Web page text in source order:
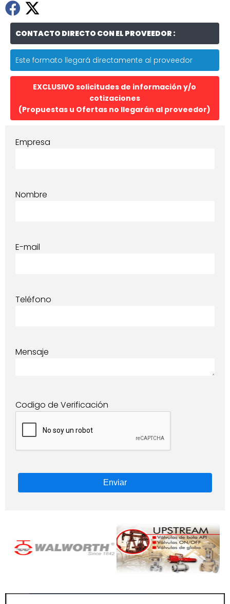
CONTACTO DIRECTO CON EL PROVEEDOR :
Este formato llegará directamente al proveedor
EXCLUSIVO solicitudes de información y/o
cotizaciones
(Propuestas u Ofertas no llegarán al proveedor)
Empresa
Nombre
E-mail
Teléfono
Mensaje
Codigo de Verificación
Enviar